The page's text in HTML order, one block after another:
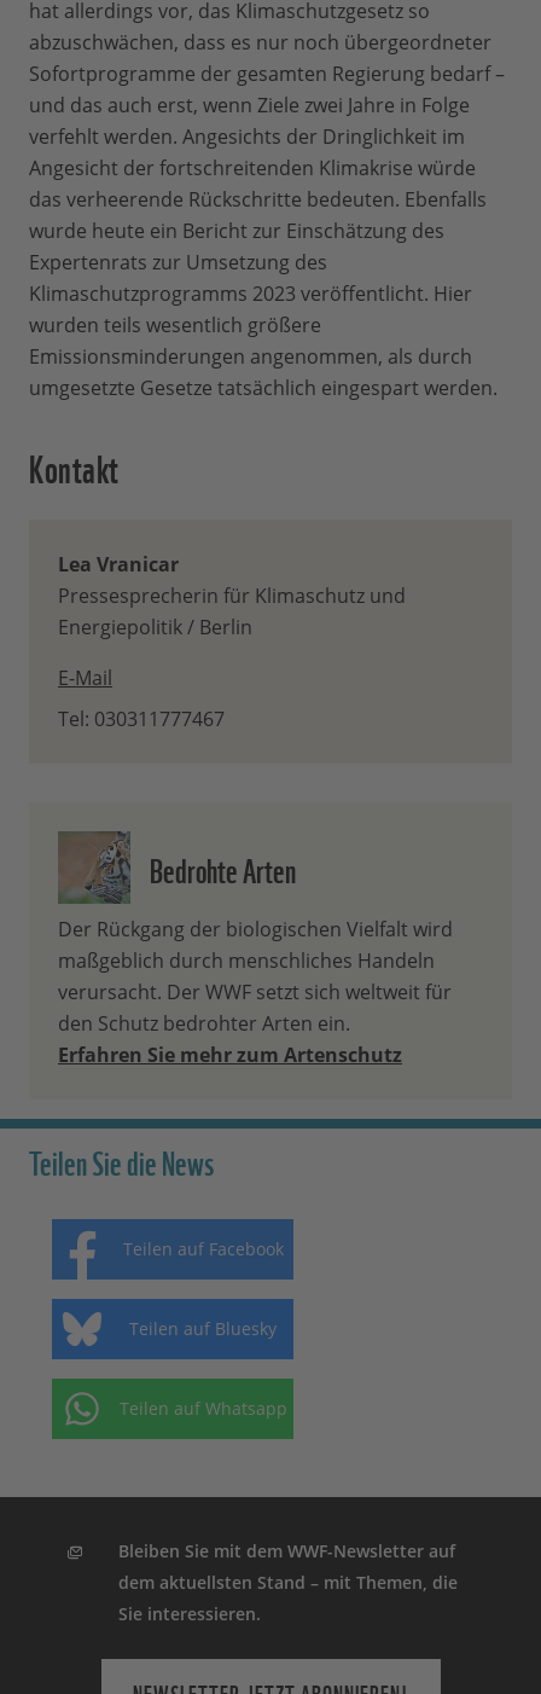
hat allerdings vor, das Klimaschutzgesetz so
abzuschwächen, dass es nur noch übergeordneter
Sofortprogramme der gesamten Regierung bedarf –
und das auch erst, wenn Ziele zwei Jahre in Folge
verfehlt werden. Angesichts der Dringlichkeit im
Angesicht der fortschreitenden Klimakrise würde
das verheerende Rückschritte bedeuten. Ebenfalls
wurde heute ein Bericht zur Einschätzung des
Expertenrats zur Umsetzung des
Klimaschutzprogramms 2023 veröffentlicht. Hier
wurden teils wesentlich größere
Emissionsminderungen angenommen, als durch
umgesetzte Gesetze tatsächlich eingespart werden.
Kontakt
Lea Vranicar
Pressesprecherin für Klimaschutz und
Energiepolitik / Berlin
E-Mail
Tel: 030311777467
Bedrohte Arten
Der Rückgang der biologischen Vielfalt wird
maßgeblich durch menschliches Handeln
verursacht. Der WWF setzt sich weltweit für
den Schutz bedrohter Arten ein.
Erfahren Sie mehr zum Artenschutz
Teilen Sie die News
Teilen auf Facebook
Teilen auf Bluesky
Teilen auf Whatsapp
Bleiben Sie mit dem WWF-Newsletter auf
dem aktuellsten Stand – mit Themen, die
Sie interessieren.